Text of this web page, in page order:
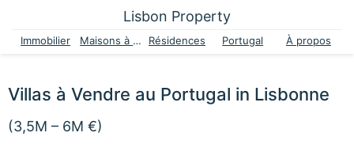
Lisbon Property
Immobilier Maisons à vendre Résidences Portugal À propos
Villas à Vendre au Portugal in Lisbonne
(3,5M – 6M €)